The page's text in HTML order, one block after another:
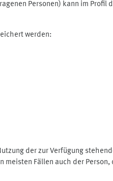
Personen) kann im Profil
werden:
der zur Verfügung
Fällen auch der Person,